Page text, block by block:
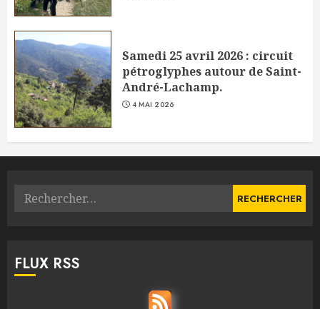
Samedi 25 avril 2026 : circuit
pétroglyphes autour de Saint-
André-Lachamp.
4 MAI 2026
Rechercher :
FLUX RSS